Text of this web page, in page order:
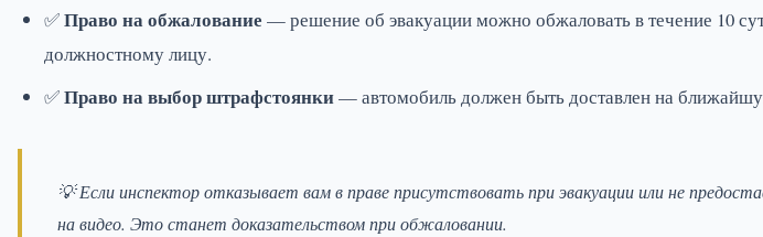
✅Право на обжалование — решение об эвакуации можно обжаловать в течение 10
должностному лицу.
✅Право на выбор штрафстоянки— автомобиль должен быть доставлен на
💡 Если инспектор отказывает вам в праве присутствовать при эвакуации или не
на видео. Это станет доказательством при обжаловании.